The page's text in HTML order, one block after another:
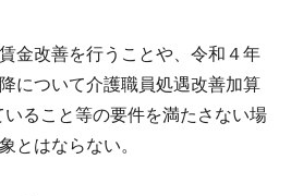
金改善を行うことや、令和４年
について介護職員処遇改善加算
いること等の要件を満たさない場
とはならない。